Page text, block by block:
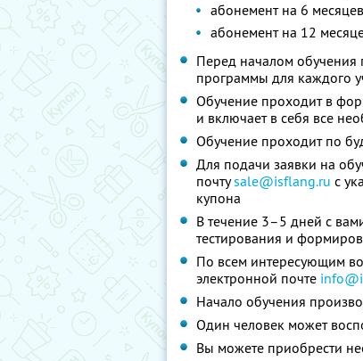
абонемент на 6
абонемент на 12
Перед началом обучения
программы для каждого
Обучение проходит в
и включает в себя все
Обучение проходит по
Для подачи заявки на
почтуsale@isflang.ru с
купона
В течение 3–5 дней с
тестирования и
По всем интересующим
электронной почте
Начало обучения
Один человек может
Вы можете приобрести